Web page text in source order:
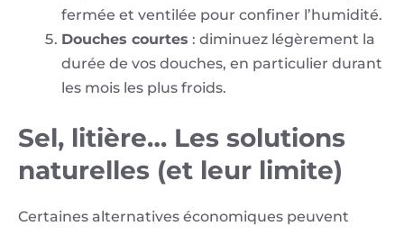
fermée et ventilée pour confiner l’humidité.
Douches courtes : diminuez légèrement la
durée de vos douches, en particulier durant
les mois les plus froids.
Sel, litière… Les solutions
naturelles (et leur limite)
Certaines alternatives économiques peuvent